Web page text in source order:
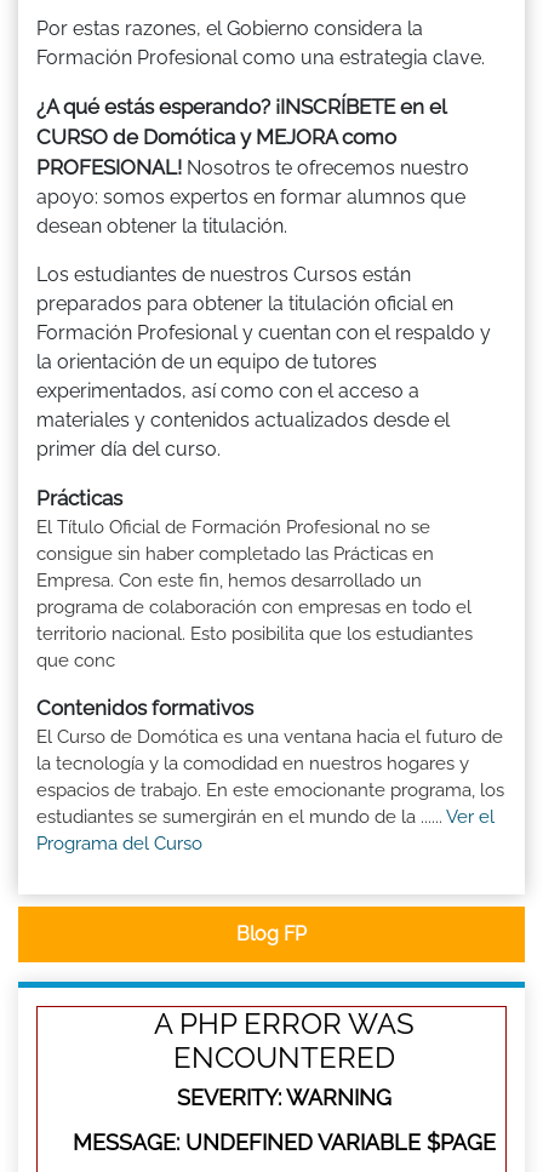
Por estas razones, el Gobierno considera la
Formación Profesional como una estrategia clave.
¿A qué estás esperando? ¡INSCRÍBETE en el
CURSO de Domótica y MEJORA como
PROFESIONAL! Nosotros te ofrecemos nuestro
apoyo: somos expertos en formar alumnos que
desean obtener la titulación.
Los estudiantes de nuestros Cursos están
preparados para obtener la titulación oficial en
Formación Profesional y cuentan con el respaldo y
la orientación de un equipo de tutores
experimentados, así como con el acceso a
materiales y contenidos actualizados desde el
primer día del curso.
Prácticas
El Título Oficial de Formación Profesional no se
consigue sin haber completado las Prácticas en
Empresa. Con este fin, hemos desarrollado un
programa de colaboración con empresas en todo el
territorio nacional. Esto posibilita que los estudiantes
que conc
Contenidos formativos
El Curso de Domótica es una ventana hacia el futuro de
la tecnología y la comodidad en nuestros hogares y
espacios de trabajo. En este emocionante programa, los
estudiantes se sumergirán en el mundo de la ...... Ver el
Programa del Curso
Blog FP
A PHP ERROR WAS
ENCOUNTERED
SEVERITY: WARNING
MESSAGE: UNDEFINED VARIABLE $PAGE